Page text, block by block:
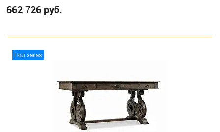
662 726 руб.
Под заказ